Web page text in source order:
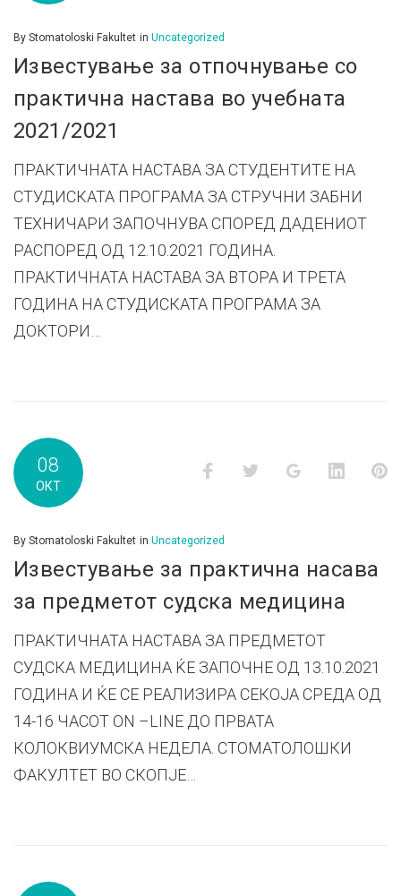
By Stomatoloski Fakultet in Uncategorized
Известување за отпочнување со
практична настава во учебната
2021/2021
ПРАКТИЧНАТА НАСТАВА ЗА СТУДЕНТИТЕ НА
СТУДИСКАТА ПРОГРАМА ЗА СТРУЧНИ ЗАБНИ
ТЕХНИЧАРИ ЗАПОЧНУВА СПОРЕД ДАДЕНИОТ
РАСПОРЕД ОД 12.10.2021 ГОДИНА.
ПРАКТИЧНАТА НАСТАВА ЗА ВТОРА И ТРЕТА
ГОДИНА НА СТУДИСКАТА ПРОГРАМА ЗА
ДОКТОРИ…
08
ОКТ
FacebookTwitter Google+
By Stomatoloski Fakultet in Uncategorized
Известување за практична насава
за предметот судска медицина
ПРАКТИЧНАТА НАСТАВА ЗА ПРЕДМЕТОТ
СУДСКА МЕДИЦИНА ЌЕ ЗАПОЧНЕ ОД 13.10.2021
ГОДИНА И ЌЕ СЕ РЕАЛИЗИРА СЕКОЈА СРЕДА ОД
14-16 ЧАСОТ ON –LINE ДО ПРВАТА
КОЛОКВИУМСКА НЕДЕЛА. СТОМАТОЛОШКИ
ФАКУЛТЕТ ВО СКОПЈЕ…